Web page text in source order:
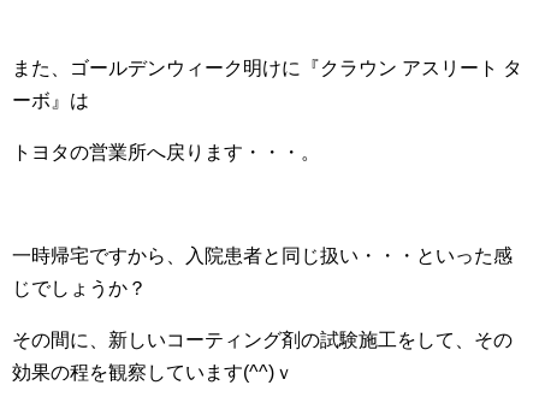
また、ゴールデンウィーク明けに『クラウン アスリート タ
ーボ』は
トヨタの営業所へ戻ります・・・。
一時帰宅ですから、入院患者と同じ扱い・・・といった感
じでしょうか？
その間に、新しいコーティング剤の試験施工をして、その
効果の程を観察しています(^^)ｖ